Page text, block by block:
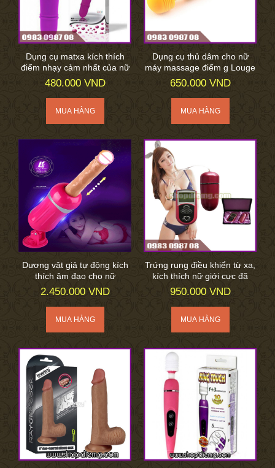
Dụng cụ matxa kích thích
điểm nhạy cảm nhất của nữ
480.000 VND
Dụng cụ thủ dâm cho nữ
máy massage điểm g Louge
650.000 VND
Dương vật giả tự động kích
thích âm đạo cho nữ
2.450.000 VND
Trứng rung điều khiển từ xa,
kích thích nữ giới cực đã
950.000 VND